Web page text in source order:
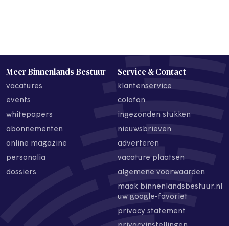
Meer Binnenlands Bestuur
vacatures
events
whitepapers
abonnementen
online magazine
personalia
dossiers
Service & Contact
klantenservice
colofon
ingezonden stukken
nieuwsbrieven
adverteren
vacature plaatsen
algemene voorwaarden
maak binnenlandsbestuur.nl
uw google-favoriet
privacy statement